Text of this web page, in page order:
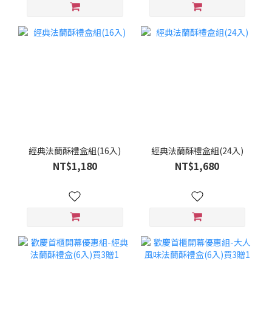
經典法蘭酥禮盒組(16入)
NT$1,180
經典法蘭酥禮盒組(24入)
NT$1,680